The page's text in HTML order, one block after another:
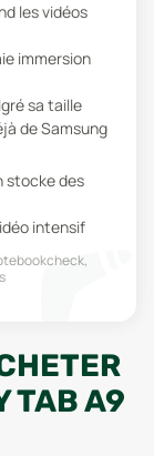
les vidéos
immersion
sa taille
de Samsung
stocke des
intensif
TAB A9